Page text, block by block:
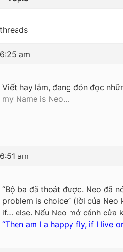
am
Viết hay lắm, đang đón đọc
my Name is Neo…
am
“Bộ ba đã thoát được. Neo đã
problem is choice” (lời của
if… else. Nếu Neo mở cánh cửa
“Then am I a happy fly, if I live